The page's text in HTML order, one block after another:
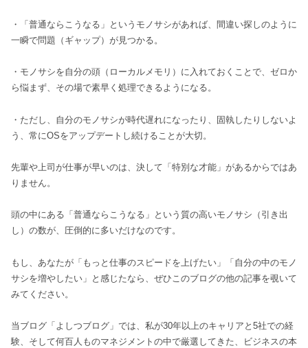
・「普通ならこうなる」というモノサシがあれば、間違い探しのように
一瞬で問題（ギャップ）が見つかる。
・モノサシを自分の頭（ローカルメモリ）に入れておくことで、ゼロか
ら悩まず、その場で素早く処理できるようになる。
・ただし、自分のモノサシが時代遅れになったり、固執したりしないよ
う、常にOSをアップデートし続けることが大切。
先輩や上司が仕事が早いのは、決して「特別な才能」があるからではあ
りません。
頭の中にある「普通ならこうなる」という質の高いモノサシ（引き出
し）の数が、圧倒的に多いだけなのです。
もし、あなたが「もっと仕事のスピードを上げたい」「自分の中のモノ
サシを増やしたい」と感じたなら、ぜひこのブログの他の記事を覗いて
みてください。
当ブログ「よしつブログ」では、私が30年以上のキャリアと5社での経
験、そして何百人ものマネジメントの中で厳選してきた、ビジネスの本